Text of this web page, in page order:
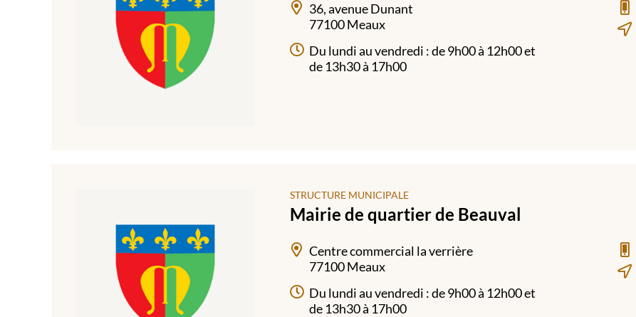
36, avenue Dunant
77100 Meaux
Du lundi au vendredi : de 9h00 à 12h00 et
de 13h30 à 17h00
STRUCTURE MUNICIPALE
Mairie de quartier de Beauval
Centre commercial la verrière
77100 Meaux
Du lundi au vendredi : de 9h00 à 12h00 et
de 13h30 à 17h00